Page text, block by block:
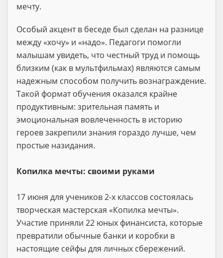
мечту.
Особый акцент в беседе был сделан на разнице
между «хочу» и «надо». Педагоги помогли
малышам увидеть, что честный труд и помощь
близким (как в мультфильмах) являются самым
надежным способом получить вознаграждение.
Такой формат обучения оказался крайне
продуктивным: зрительная память и
эмоциональная вовлеченность в историю
героев закрепили знания гораздо лучше, чем
простые назидания.
Копилка мечты: своими руками
17 июня для учеников 2-х классов состоялась
творческая мастерская «Копилка мечты».
Участие приняли 22 юных финансиста, которые
превратили обычные банки и коробки в
настоящие сейфы для личных сбережений.